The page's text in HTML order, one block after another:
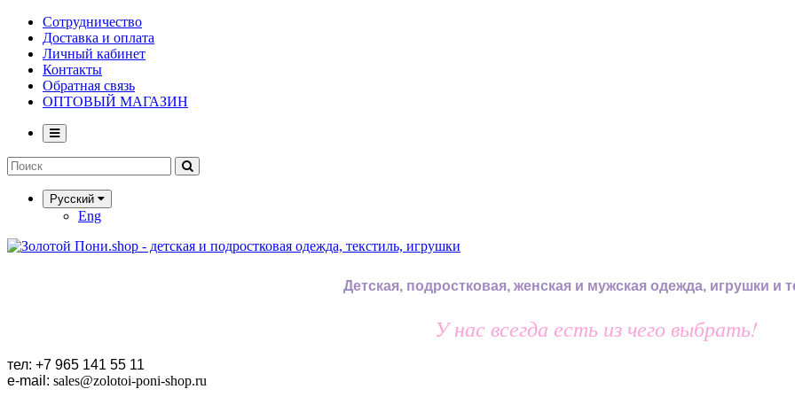
Сотрудничество
Доставка и оплата
Личный кабинет
Контакты
Обратная связь
ОПТОВЫЙ МАГАЗИН
Русский
Eng
Детская, подростковая, женская и мужская одежда, игрушки и
У нас всегда есть из чего выбрать!
тел: +7 965 141 55 11
e-mail: sales@zolotoi-poni-shop.ru